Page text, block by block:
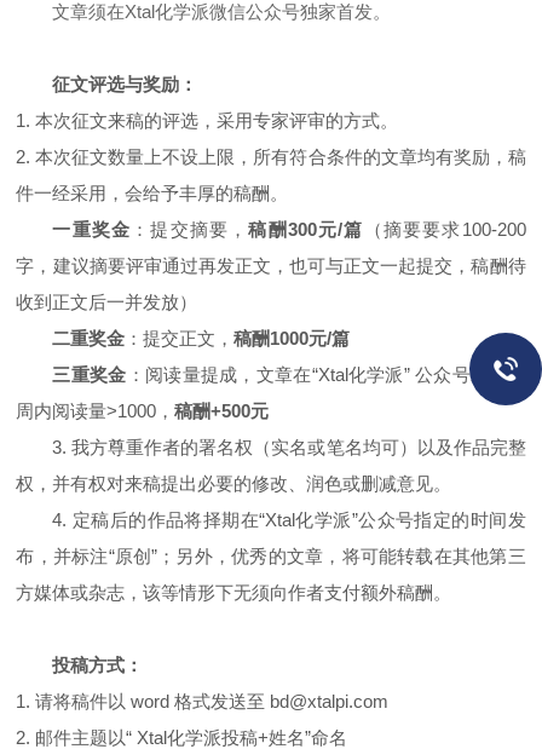
文章须在Xtal化学派微信公众号独家首发。
征文评选与奖励：
1. 本次征文来稿的评选，采用专家评审的方式。
2. 本次征文数量上不设上限，所有符合条件的文章均有奖励，稿
件一经采用，会给予丰厚的稿酬。
一重奖金 ：提交摘要，稿酬300元/篇 （摘要要求100-200
字，建议摘要评审通过再发正文，也可与正文一起提交，稿酬待
收到正文后一并发放）
二重奖金 ：提交正文，稿酬1000元/篇
三重奖金 ：阅读量提成，文章在“Xtal化学派” 公众号发表一
周内阅读量>1000，稿酬+500元
3. 我方尊重作者的署名权（实名或笔名均可）以及作品完整
权，并有权对来稿提出必要的修改、润色或删减意见。
4. 定稿后的作品将择期在“Xtal化学派”公众号指定的时间发
布，并标注“原创”；另外，优秀的文章，将可能转载在其他第三
方媒体或杂志，该等情形下无须向作者支付额外稿酬。
投稿方式：
1. 请将稿件以 word 格式发送至 bd@xtalpi.com
2. 邮件主题以“ Xtal化学派投稿+姓名”命名